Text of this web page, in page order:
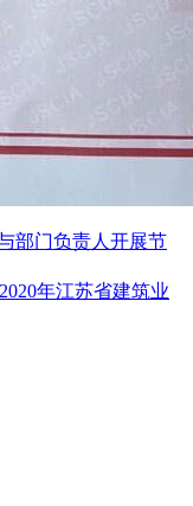
部门负责人开展节
年江苏省建筑业